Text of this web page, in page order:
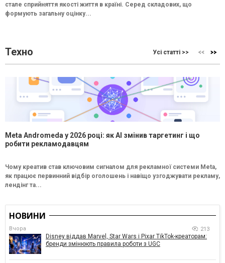
стале сприйняття якості життя в країні. Серед складових, що
формують загальну оцінку...
Техно Усі статті >>
Meta Andromeda у 2026 році: як AI змінив таргетинг і що
робити рекламодавцям
Чому креатив став ключовим сигналом для рекламної системи Meta,
як працює первинний відбір оголошень і навіщо узгоджувати рекламу,
лендінг та...
НОВИНИ
Вчора 213
Disney віддав Marvel, Star Wars і Pixar TikTok-креаторам:
бренди змінюють правила роботи з UGC